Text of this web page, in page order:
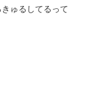
ゅるしてるって